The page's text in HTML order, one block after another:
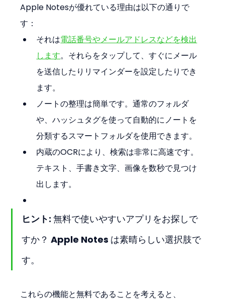
Apple Notesが優れている理由は以下の通りで
す：
それは電話番号やメールアドレスなどを検出
します。それらをタップして、すぐにメール
を送信したりリマインダーを設定したりでき
ます。
ノートの整理は簡単です。通常のフォルダ
や、ハッシュタグを使って自動的にノートを
分類するスマートフォルダを使用できます。
内蔵のOCRにより、検索は非常に高速です。
テキスト、手書き文字、画像を数秒で見つけ
出します。
ヒント: 無料で使いやすいアプリをお探しで
すか？ Apple Notes は素晴らしい選択肢で
す。
これらの機能と無料であることを考えると、